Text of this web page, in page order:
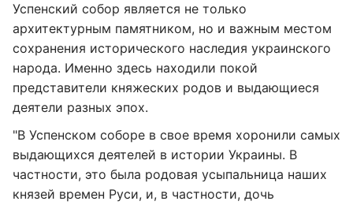
Успенский собор является не только
архитектурным памятником, но и важным местом
сохранения исторического наследия украинского
народа. Именно здесь находили покой
представители княжеских родов и выдающиеся
деятели разных эпох.
"В Успенском соборе в свое время хоронили самых
выдающихся деятелей в истории Украины. В
частности, это была родовая усыпальница наших
князей времен Руси, и, в частности, дочь